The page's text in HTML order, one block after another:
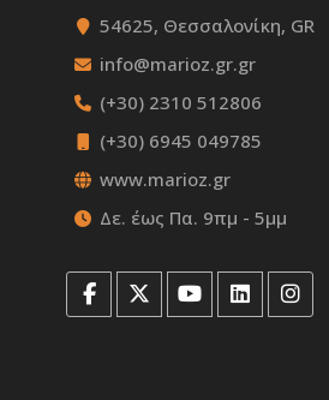
54625, Θεσσαλονίκη, GR
info@marioz.gr.gr
(+30) 2310 512806
(+30) 6945 049785
www.marioz.gr
Δε. έως Πα. 9πμ - 5μμ